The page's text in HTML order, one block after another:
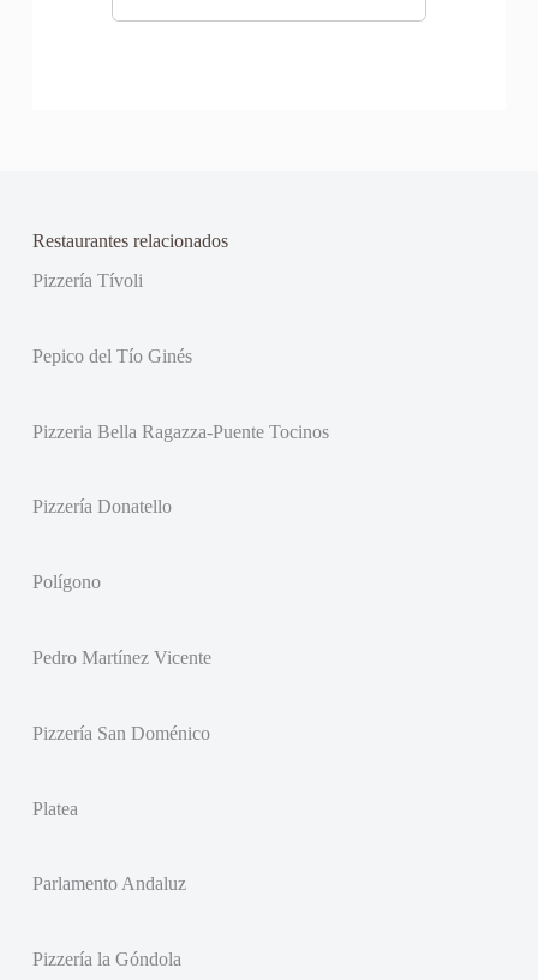
Restaurantes relacionados
Pizzería Tívoli
Pepico del Tío Ginés
Pizzeria Bella Ragazza-Puente Tocinos
Pizzería Donatello
Polígono
Pedro Martínez Vicente
Pizzería San Doménico
Platea
Parlamento Andaluz
Pizzería la Góndola